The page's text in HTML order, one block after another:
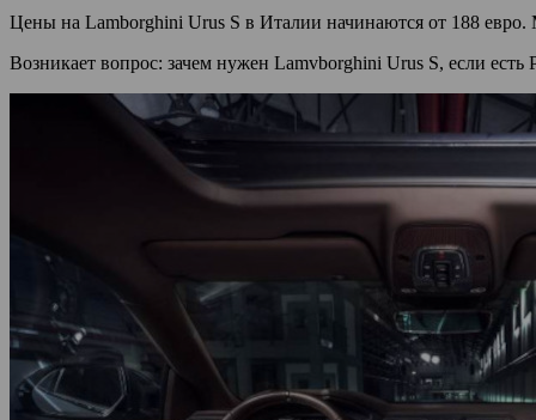
Цены на Lamborghini Urus S в Италии начинаются от 188
Возникает вопрос: зачем нужен Lamvborghini Urus S, если